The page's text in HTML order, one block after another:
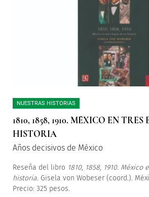
NUESTRAS HISTORIAS
1810, 1858, 1910. MÉXICO EN
HISTORIA
Años decisivos de México
Reseña del libro 1810, 1858, 1910.
historia. Gisela von Wobeser (coord.).
Precio: 325 pesos.